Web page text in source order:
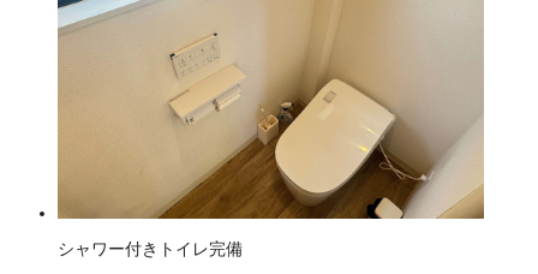
シャワー付きトイレ完備